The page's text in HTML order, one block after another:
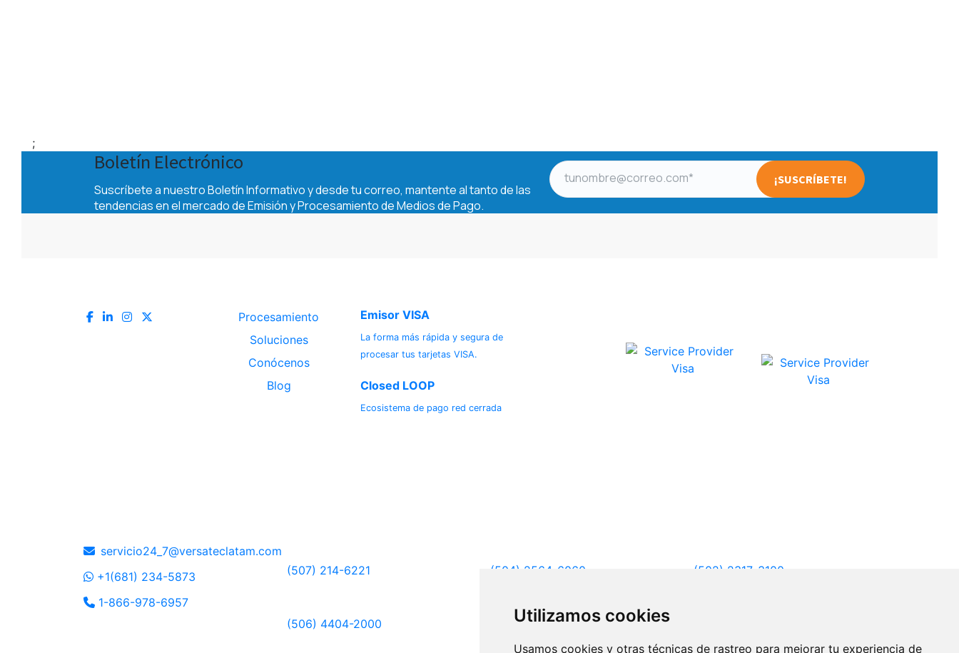
Utilizamos cookies
Usamos cookies y otras técnicas de rastreo para mejorar tu experiencia de
;
Procesamiento
Soluciones
Conócenos
Blog
Emisor VISA
La forma más rápida y segura de
procesar tus tarjetas VISA.
Closed LOOP
Ecosistema de pago red cerrada
servicio24_7@versateclatam.com
+1(681) 234-5873
1-866-978-6957
(507) 214-6221
(506) 4404-2000
(504) 2564-6060
(503) 2234-1800
(502) 2317-3100